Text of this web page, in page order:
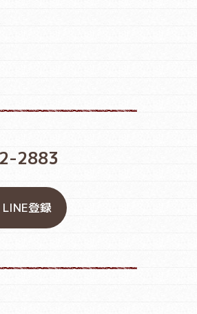
2883
登録